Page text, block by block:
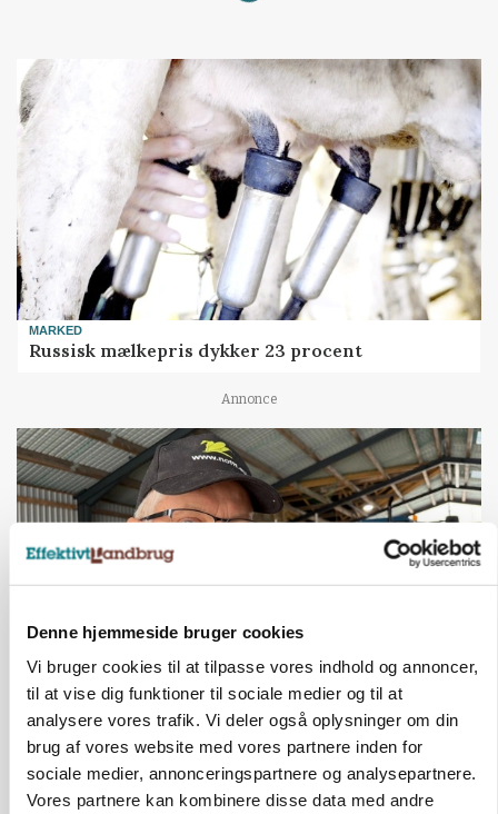
Denne hjemmeside bruger cookies
Vi bruger cookies til at tilpasse vores indhold og annoncer,
til at vise dig funktioner til sociale medier og til at
analysere vores trafik. Vi deler også oplysninger om din
brug af vores website med vores partnere inden for
sociale medier, annonceringspartnere og analysepartnere.
Vores partnere kan kombinere disse data med andre
MARKED
Russisk mælkepris dykker 23 procent
Annonce
POLITIK
»Nu stopper I«: Landbrugsdebattør og
protestgruppe vil demonstrere mod ny
gødskningslov